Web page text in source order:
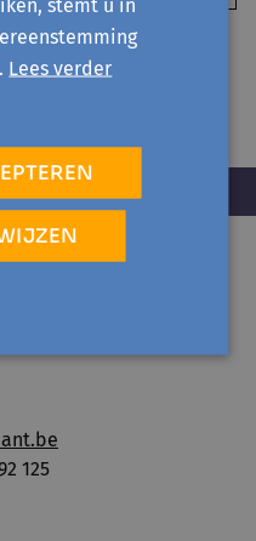
125
Lees verder